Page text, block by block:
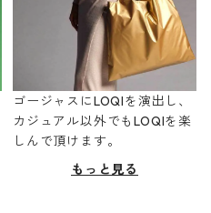
ゴージャスにLOQIを演出し、
カジュアル以外でもLOQIを楽
しんで頂けます。
もっと見る